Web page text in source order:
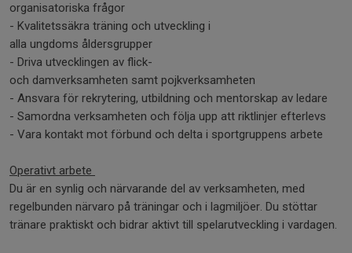
organisatoriska frågor
- Kvalitetssäkra träning och utveckling i
alla ungdoms åldersgrupper
- Driva utvecklingen av flick-
och damverksamheten samt pojkverksamheten
- Ansvara för rekrytering, utbildning och mentorskap av ledare
- Samordna verksamheten och följa upp att riktlinjer efterlevs
- Vara kontakt mot förbund och delta i sportgruppens arbete
Operativt arbete
Du är en synlig och närvarande del av verksamheten, med
regelbunden närvaro på träningar och i lagmiljöer. Du stöttar
tränare praktiskt och bidrar aktivt till spelarutveckling i vardagen.